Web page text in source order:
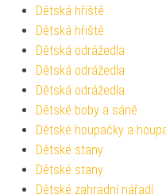
Dětská hřiště
Dětská hřiště
Dětská odrážedla
Dětská odrážedla
Dětská odrážedla
Dětské boby a sáně
Dětské houpačky a
Dětské stany
Dětské stany
Dětské zahradní nářadí